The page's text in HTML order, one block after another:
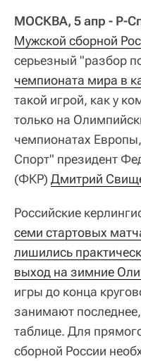
МОСКВА, 5 апр - Р-
Мужской сборной
серьезный "разбор
чемпионата мира в
такой игрой, как у
только на
чемпионатах
Спорт" президент
(ФКР) Дмитрий
Российские
семи стартовых
лишились
выход на зимние
игры до конца
занимают
таблице. Для
сборной России